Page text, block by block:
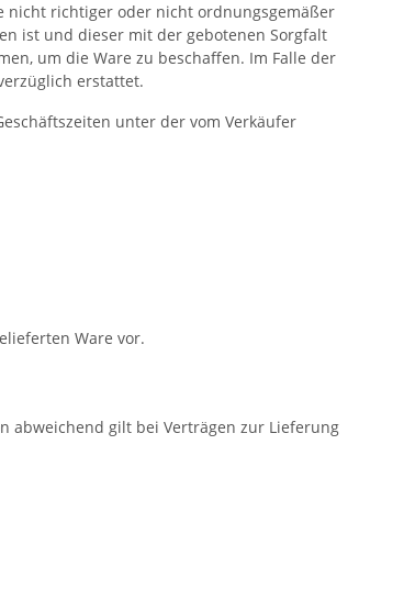
nicht richtiger oder nicht ordnungsgemäßer
ist und dieser mit der gebotenen Sorgfalt
um die Ware zu beschaffen. Im Falle der
erstattet.
unter der vom Verkäufer
Ware vor.
abweichend gilt bei Verträgen zur Lieferung